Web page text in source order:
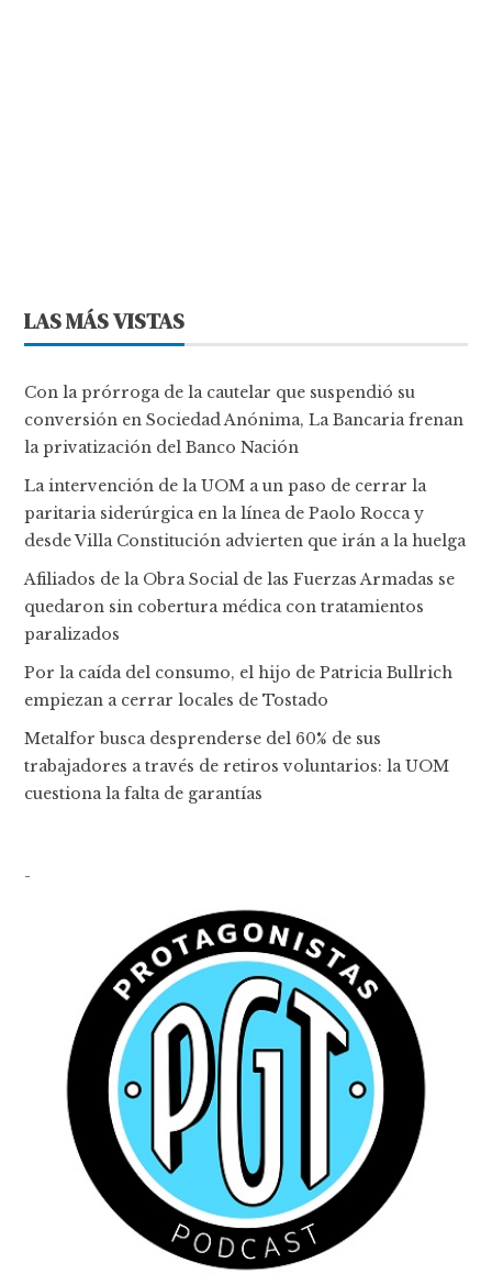
LAS MÁS VISTAS
Con la prórroga de la cautelar que suspendió su
conversión en Sociedad Anónima, La Bancaria frenan
la privatización del Banco Nación
La intervención de la UOM a un paso de cerrar la
paritaria siderúrgica en la línea de Paolo Rocca y
desde Villa Constitución advierten que irán a la huelga
Afiliados de la Obra Social de las Fuerzas Armadas se
quedaron sin cobertura médica con tratamientos
paralizados
Por la caída del consumo, el hijo de Patricia Bullrich
empiezan a cerrar locales de Tostado
Metalfor busca desprenderse del 60% de sus
trabajadores a través de retiros voluntarios: la UOM
cuestiona la falta de garantías
-